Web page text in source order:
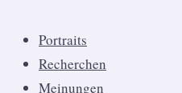
Portraits
Recherchen
Meinungen